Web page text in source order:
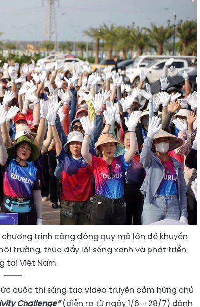
trình cộng đồng quy mô lớn để khuyến
trường, thúc đẩy lối sống xanh và phát triển
tại Việt Nam.
cuộc thi sáng tạo video truyền cảm hứng chủ
Challenge”(diễn ra từ ngày 1/6 – 28/7) dành